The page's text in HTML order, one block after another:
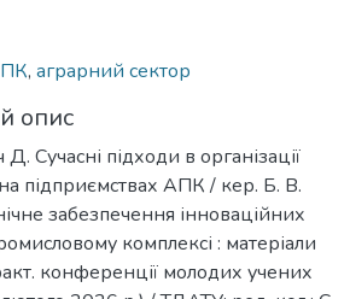
, аграрний сектор
опис
Сучасні підходи в організації
на підприємствах АПК / кер. Б. В.
забезпечення інноваційних
комплексі : матеріали
конференції молодих учених